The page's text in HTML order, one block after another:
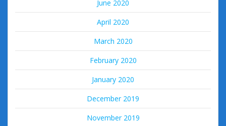
June 2020
April 2020
March 2020
February 2020
January 2020
December 2019
November 2019